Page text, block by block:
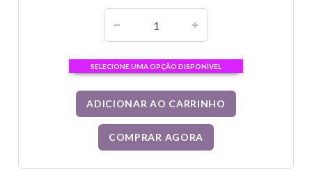
SELECIONE UMA OPÇÃO DISPONÍVEL
ADICIONAR AO CARRINHO
COMPRAR AGORA